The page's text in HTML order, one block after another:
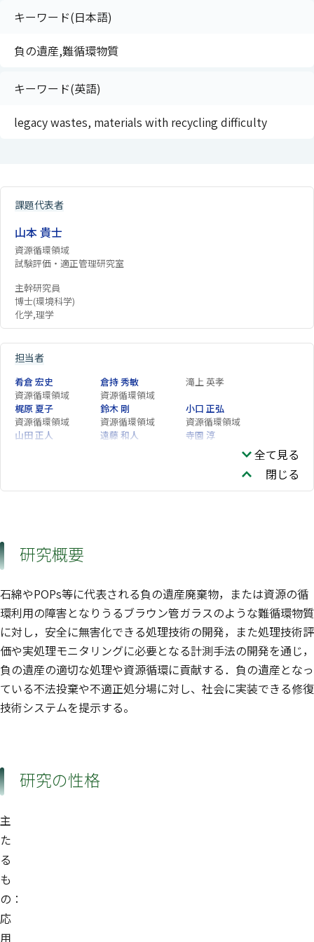
キーワード(日本語)
負の遺産,難循環物質
キーワード(英語)
legacy wastes, materials with recycling difficulty
課題代表者
山本 貴士
資源循環領域
試験評価・適正管理研究室
主幹研究員
博士(環境科学)
化学,理学
担当者
肴倉 宏史
資源循環領域
倉持 秀敏
資源循環領域
滝上 英孝
梶原 夏子
資源循環領域
鈴木 剛
資源循環領域
小口 正弘
資源循環領域
山田 正人
遠藤 和人
寺園 淳
全て見る
閉じる
研究概要
石綿やPOPs等に代表される負の遺産廃棄物，または資源の循
環利用の障害となりうるブラウン管ガラスのような難循環物質
に対し，安全に無害化できる処理技術の開発，また処理技術評
価や実処理モニタリングに必要となる計測手法の開発を通じ，
負の遺産の適切な処理や資源循環に貢献する．負の遺産となっ
ている不法投棄や不適正処分場に対し、社会に実装できる修復
技術システムを提示する。
研究の性格
主
た
る
も
の：
応
用